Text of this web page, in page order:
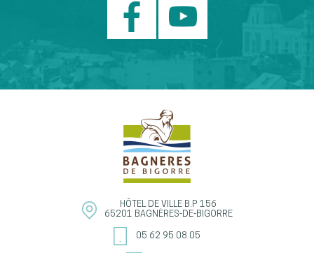
HÔTEL DE VILLE B.P 156
65201 BAGNÈRES-DE-BIGORRE
05 62 95 08 05